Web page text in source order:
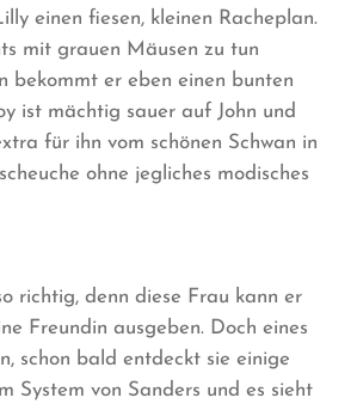
einen fiesen, kleinen Racheplan.
mit grauen Mäusen zu tun
bekommt er eben einen bunten
ist mächtig sauer auf John und
für ihn vom schönen Schwan in
ohne jegliches modisches
richtig, denn diese Frau kann er
Freundin ausgeben. Doch eines
schon bald entdeckt sie einige
System von Sanders und es sieht